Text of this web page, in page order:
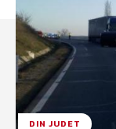
DIN JUDET